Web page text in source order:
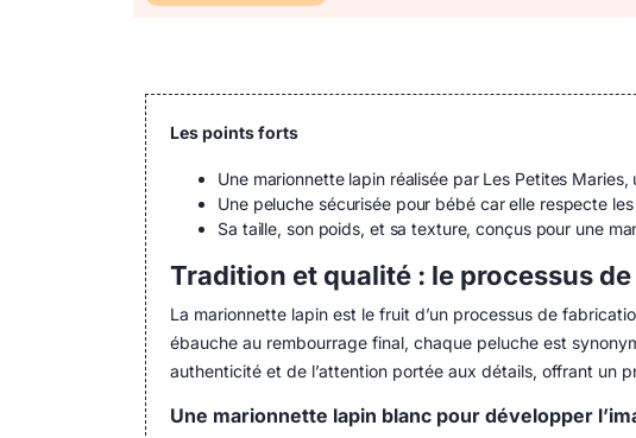
Les points forts
Une marionnette lapin réalisée par Les Petites
Une peluche sécurisée pour bébé car elle respecte les
Sa taille, son poids, et sa texture, conçus pour une
Tradition et qualité : le processus
La marionnette lapin est le fruit d’un processus de
ébauche au rembourrage final, chaque peluche est
authenticité et de l’attention portée aux détails, offrant un
Une marionnette lapin blanc pour développer